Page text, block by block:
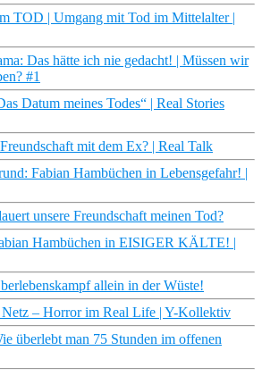
TOD | Umgang mit Tod im Mittelalter |
Das hätte ich nie gedacht! | Müssen wir
#1
Datum meines Todes“ | Real Stories
mit dem Ex? | Real Talk
Fabian Hambüchen in Lebensgefahr! |
unsere Freundschaft meinen Tod?
Hambüchen in EISIGER KÄLTE! |
allein in der Wüste!
– Horror im Real Life | Y-Kollektiv
überlebt man 75 Stunden im offenen